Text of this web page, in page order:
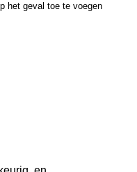
het geval toe te voegen